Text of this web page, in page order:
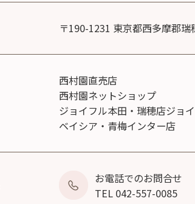
〒190-1231 東京都西多摩郡瑞
西村園直売店
西村園ネットショップ
ジョイフル本田・瑞穂店ジョ
ベイシア・青梅インター店
お電話でのお問合せ
TEL 042-557-0085